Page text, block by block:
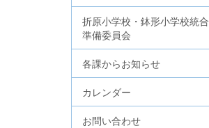
折原小学校・鉢形小学校統合
準備委員会
各課からお知らせ
カレンダー
お問い合わせ